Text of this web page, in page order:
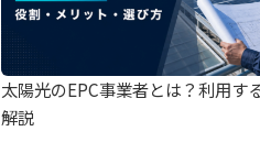
太陽光のEPC事業者とは？利用す
解説